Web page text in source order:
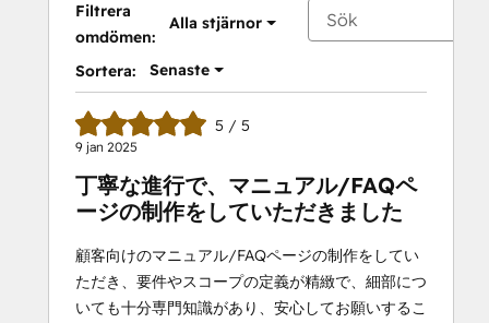
Filtrera
omdömen:
Alla stjärnor
Sortera: Senaste
5 / 5
9 jan 2025
丁寧な進行で、マニュアル/FAQペ
ージの制作をしていただきました
顧客向けのマニュアル/FAQページの制作をしてい
ただき、要件やスコープの定義が精緻で、細部につ
いても十分専門知識があり、安心してお願いするこ